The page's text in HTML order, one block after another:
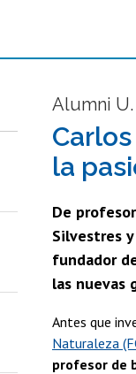
Alumni
la
De
Silvestres
fundador
las nuevas
Antes que
Naturaleza
profesor de